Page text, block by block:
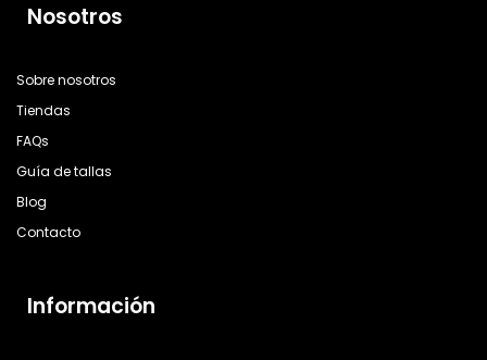
Nosotros
Sobre nosotros
Tiendas
FAQs
Guía de tallas
Blog
Contacto
Información